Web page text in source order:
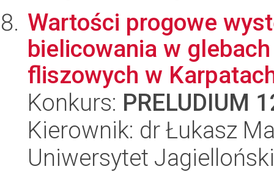
Wartości progowe
bielicowania w
fliszowych w
Konkurs: PRELUDIUM
Kierownik: dr Łukasz
Uniwersytet